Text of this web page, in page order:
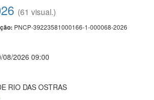
(61 visual.)
PNCP-39223581000166-1-000068-2026
08/2026 09:00
RIO DAS OSTRAS